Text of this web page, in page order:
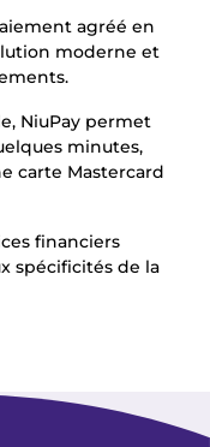
agréé en
moderne et
NiuPay permet
minutes,
carte Mastercard
financiers
spécificités de la